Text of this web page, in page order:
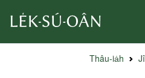
Thâu-ia̍h